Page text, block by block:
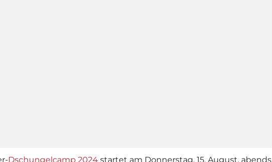
Dschungelcamp 2024 startet am Donnerstag, 15. August, abends